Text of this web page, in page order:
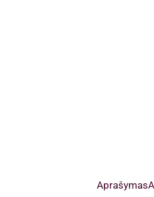
Aprašymas